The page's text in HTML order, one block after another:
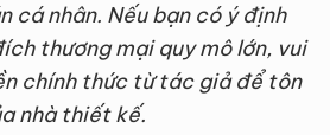
cá nhân. Nếu bạn có ý định
thương mại quy mô lớn, vui
chính thức từ tác giả để tôn
nhà thiết kế.